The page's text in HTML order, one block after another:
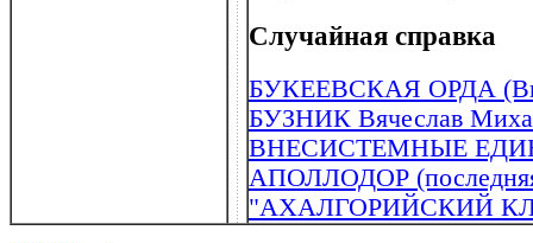
Случайная справка
БУКЕЕВСКАЯ ОРДА
БУЗНИК Вячеслав
ВНЕСИСТЕМНЫЕ
АПОЛЛОДОР (последняя
"АХАЛГОРИЙСКИЙ